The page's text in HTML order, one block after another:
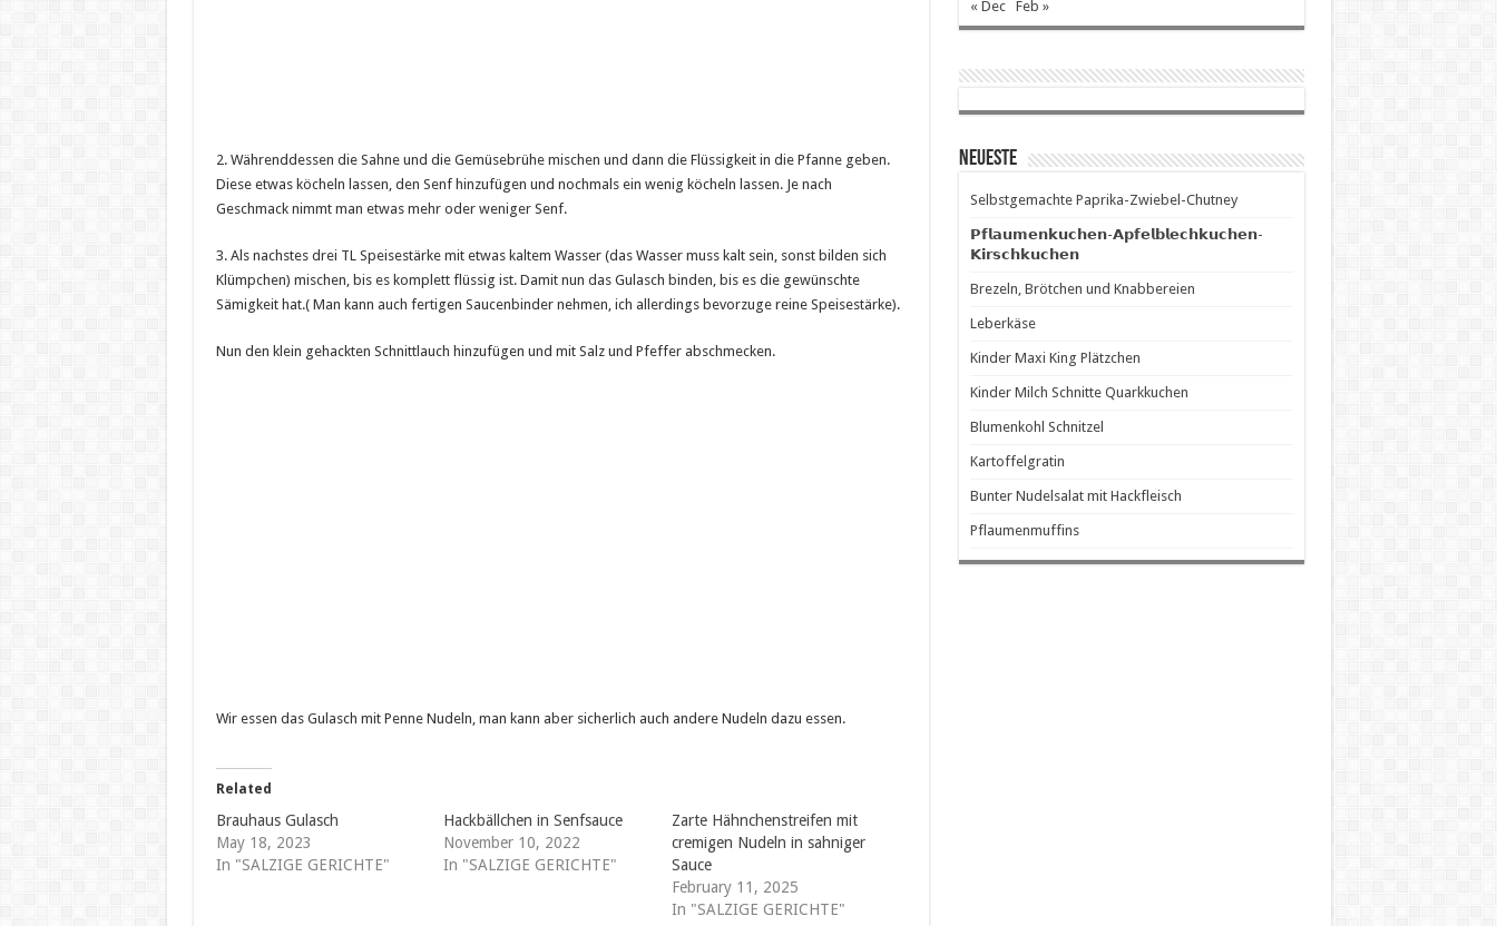
2. Währenddessen die Sahne und die Gemüsebrühe mischen und dann die Flüssigkeit in die Pfanne geben.
Diese etwas köcheln lassen, den Senf hinzufügen und nochmals ein wenig köcheln lassen. Je nach
Geschmack nimmt man etwas mehr oder weniger Senf.
3. Als nachstes drei TL Speisestärke mit etwas kaltem Wasser (das Wasser muss kalt sein, sonst bilden sich
Klümpchen) mischen, bis es komplett flüssig ist. Damit nun das Gulasch binden, bis es die gewünschte
Sämigkeit hat.( Man kann auch fertigen Saucenbinder nehmen, ich allerdings bevorzuge reine Speisestärke).
Nun den klein gehackten Schnittlauch hinzufügen und mit Salz und Pfeffer abschmecken.
Wir essen das Gulasch mit Penne Nudeln, man kann aber sicherlich auch andere Nudeln dazu essen.
Related
Brauhaus Gulasch
May 18, 2023
In "SALZIGE GERICHTE"
Hackbällchen in Senfsauce
November 10, 2022
In "SALZIGE GERICHTE"
Zarte Hähnchenstreifen mit
cremigen Nudeln in sahniger
Sauce
February 11, 2025
In "SALZIGE GERICHTE"
« Dec Feb »
Neueste
Selbstgemachte Paprika-Zwiebel-Chutney
𝗣𝗳𝗹𝗮𝘂𝗺𝗲𝗻𝗸𝘂𝗰𝗵𝗲𝗻-𝗔𝗽𝗳𝗲𝗹𝗯𝗹𝗲𝗰𝗵𝗸𝘂𝗰𝗵𝗲𝗻-
𝗞𝗶𝗿𝘀𝗰𝗵𝗸𝘂𝗰𝗵𝗲𝗻
Brezeln, Brötchen und Knabbereien
Leberkäse
Kinder Maxi King Plätzchen
Kinder Milch Schnitte Quarkkuchen
Blumenkohl Schnitzel
Kartoffelgratin
Bunter Nudelsalat mit Hackfleisch
Pflaumenmuffins